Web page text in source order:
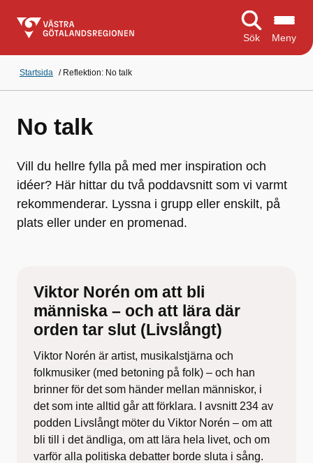
Sök Meny
Startsida / Reflektion: No talk
No talk
Vill du hellre fylla på med mer inspiration och
idéer? Här hittar du två poddavsnitt som vi varmt
rekommenderar. Lyssna i grupp eller enskilt, på
plats eller under en promenad.
Viktor Norén om att bli
människa – och att lära där
orden tar slut (Livslångt)
Viktor Norén är artist, musikalstjärna och
folkmusiker (med betoning på folk) – och han
brinner för det som händer mellan människor, i
det som inte alltid går att förklara. I avsnitt 234 av
podden Livslångt möter du Viktor Norén – om att
bli till i det ändliga, om att lära hela livet, och om
varför alla politiska debatter borde sluta i sång.